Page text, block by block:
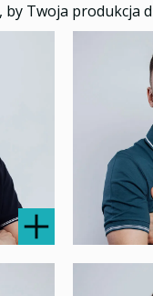
Twoja produkcja
Piotr
Kierownik